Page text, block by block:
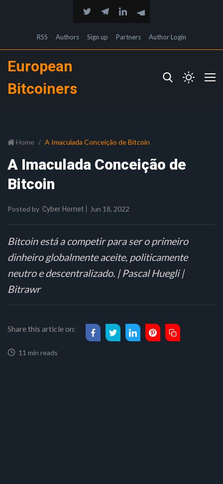
RSS Authors Sign up Partners Author Login
European
Bitcoiners
Home A Imaculada Conceição de Bitcoin
A Imaculada Conceição de
Bitcoin
Posted by Cyber Hornet Jun 18, 2022
Bitcoin está a competir para ser o primeiro
dinheiro globalmente aceite, politicamente
neutro e descentralizado. | Pascal Huegli |
Bitrawr
Share this article on:
11 min reads